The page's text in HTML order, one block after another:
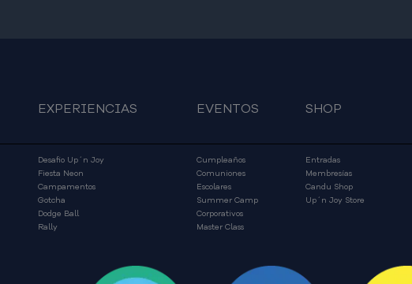
EXPERIENCIAS
Desafio Up´n Joy
Fiesta Neon
Campamentos
Gotcha
Dodge Ball
Rally
EVENTOS
Cumpleaños
Comuniones
Escolares
Summer Camp
Corporativos
Master Class
SHOP
Entradas
Membresías
Candu Shop
Up´n Joy Store